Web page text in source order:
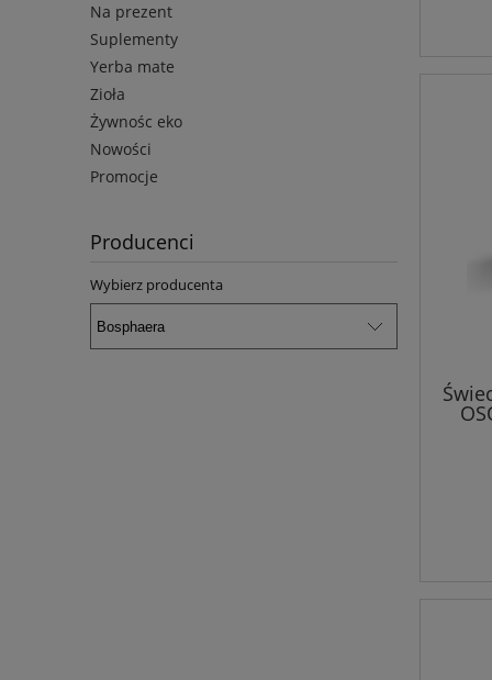
Na prezent
Suplementy
Yerba mate
Zioła
Żywnośc eko
Nowości
Promocje
Producenci
Wybierz producenta